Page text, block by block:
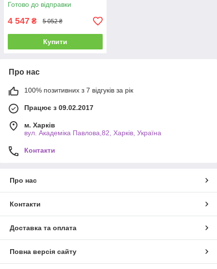
Готово до відправки
4 547 ₴ 5 052 ₴
Купити
Про нас
100% позитивних з 7 відгуків за рік
Працює з 09.02.2017
м. Харків
вул. Академіка Павлова,82, Харків, Україна
Контакти
Про нас
Контакти
Доставка та оплата
Повна версія сайту